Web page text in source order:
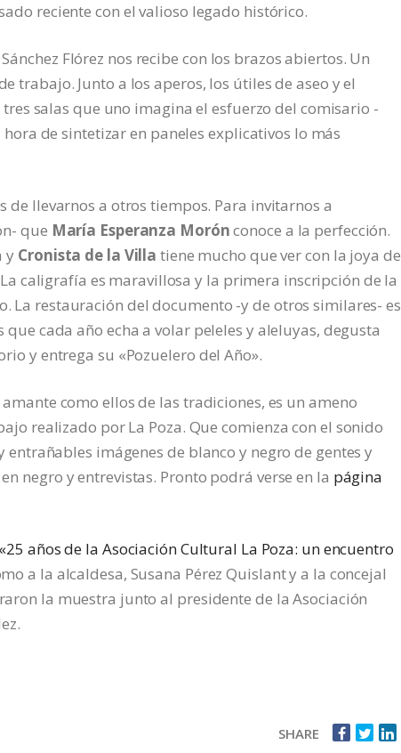
reciente con el valioso legado histórico.
Flórez nos recibe con los brazos abiertos. Un
trabajo. Junto a los aperos, los útiles de aseo y el
salas que uno imagina el esfuerzo del comisario -
de sintetizar en paneles explicativos lo más
de llevarnos a otros tiempos. Para invitarnos a
que María Esperanza Morónconoce a la perfección.
y Cronista de la Villa tiene mucho que ver con la joya de
caligrafía es maravillosa y la primera inscripción de la
La restauración del documento -y de otros similares- es
cada año echa a volar peleles y aleluyas, degusta
y entrega su «Pozuelero del Año».
como ellos de las tradiciones, es un ameno
realizado por La Poza. Que comienza con el sonido
imágenes de blanco y negro de gentes y
negro y entrevistas. Pronto podrá verse en la página
«25 años de la Asociación Cultural La Poza: un encuentro
a la alcaldesa, Susana Pérez Quislant y a la concejal
la muestra junto al presidente de la Asociación
SHARE